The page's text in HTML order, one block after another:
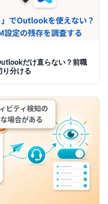
だけ直らない？前職
分ける